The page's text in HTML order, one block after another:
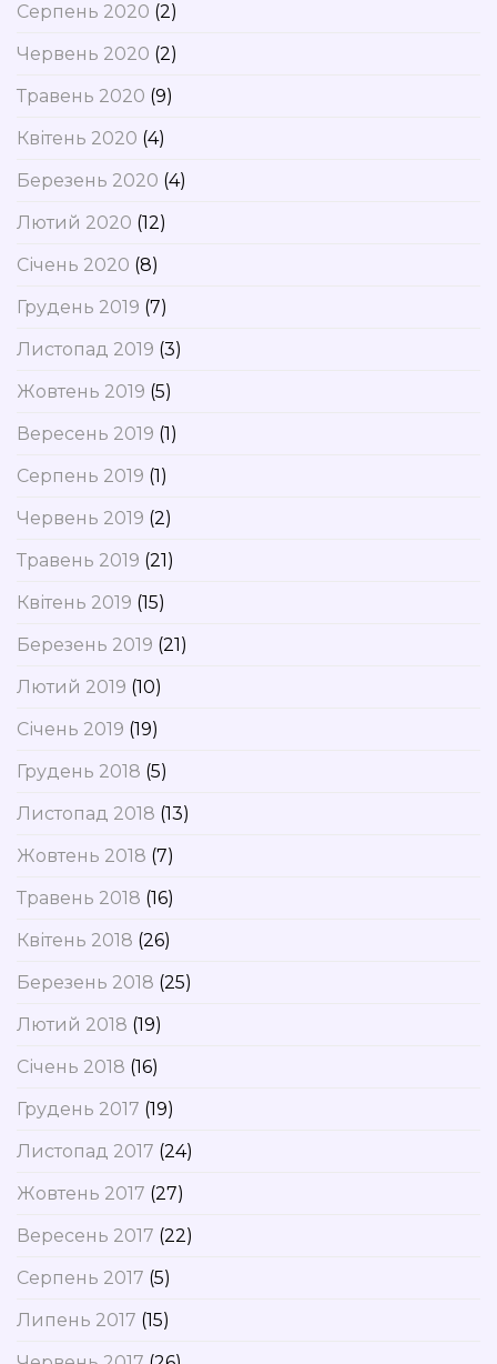
Серпень 2020 (2)
Червень 2020 (2)
Травень 2020 (9)
Квітень 2020 (4)
Березень 2020 (4)
Лютий 2020 (12)
Січень 2020 (8)
Грудень 2019 (7)
Листопад 2019 (3)
Жовтень 2019 (5)
Вересень 2019 (1)
Серпень 2019 (1)
Червень 2019 (2)
Травень 2019 (21)
Квітень 2019 (15)
Березень 2019 (21)
Лютий 2019 (10)
Січень 2019 (19)
Грудень 2018 (5)
Листопад 2018 (13)
Жовтень 2018 (7)
Травень 2018 (16)
Квітень 2018 (26)
Березень 2018 (25)
Лютий 2018 (19)
Січень 2018 (16)
Грудень 2017 (19)
Листопад 2017 (24)
Жовтень 2017 (27)
Вересень 2017 (22)
Серпень 2017 (5)
Липень 2017 (15)